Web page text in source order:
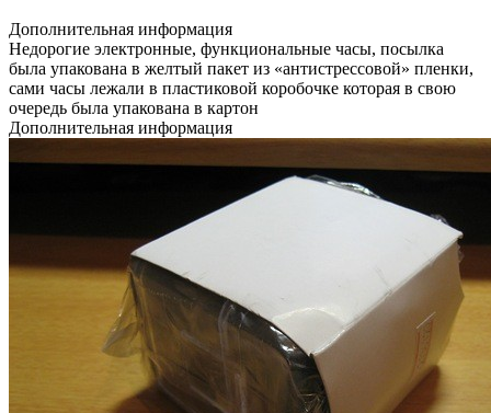
Дополнительная информация
Недорогие электронные, функциональные часы, посылка
была упакована в желтый пакет из «антистрессовой» пленки,
сами часы лежали в пластиковой коробочке которая в свою
очередь была упакована в картон
Дополнительная информация